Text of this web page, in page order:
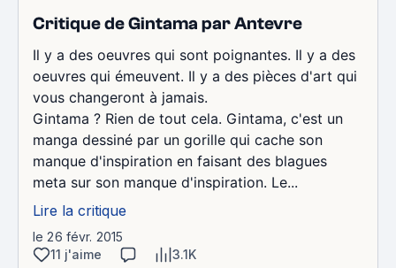
Critique de Gintama par Antevre
Il y a des oeuvres qui sont poignantes. Il y a des
oeuvres qui émeuvent. Il y a des pièces d'art qui
vous changeront à jamais.
Gintama ? Rien de tout cela. Gintama, c'est un
manga dessiné par un gorille qui cache son
manque d'inspiration en faisant des blagues
meta sur son manque d'inspiration. Le...
Lire la critique
le 26 févr. 2015
11 j'aime
3.1K